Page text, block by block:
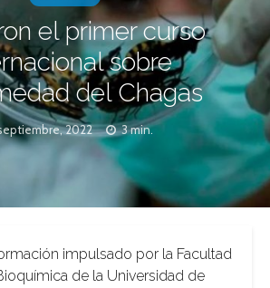
el primer curso
sobre
del Chagas
2022 3 min.
impulsado por la Facultad
de la Universidad de